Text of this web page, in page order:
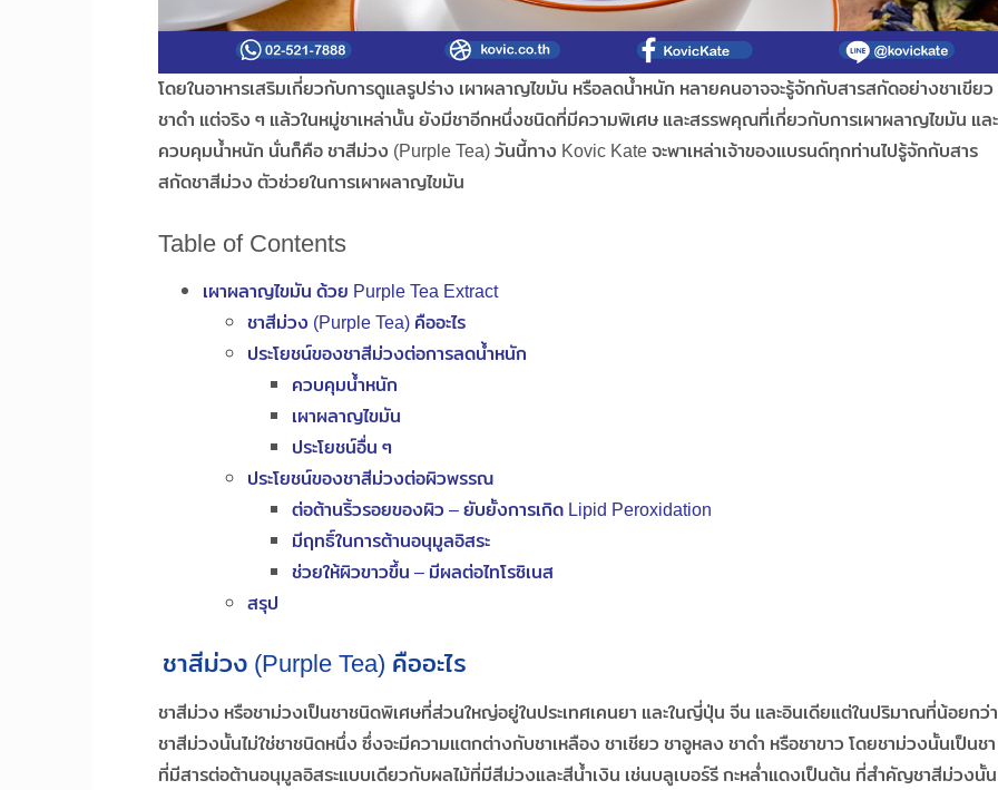
โดยในอาหารเสริมเกี่ยวกับการดูแลรูปร่าง เผาผลาญไขมัน หรือลดน้ำหนัก หลายคนอาจจะรู้จักกับสารสกัดอย่างชาเขียว
ชาดำ แต่จริง ๆ แล้วในหมู่ชาเหล่านั้น ยังมีชาอีกหนึ่งชนิดที่มีความพิเศษ และสรรพคุณที่เกี่ยวกับการเผาผลาญไขมัน และ
ควบคุมน้ำหนัก นั่นก็คือ ชาสีม่วง (Purple Tea) วันนี้ทาง Kovic Kate จะพาเหล่าเจ้าของแบรนด์ทุกท่านไปรู้จักกับสาร
สกัดชาสีม่วง ตัวช่วยในการเผาผลาญไขมัน
Table of Contents
เผาผลาญไขมัน ด้วย Purple Tea Extract
ชาสีม่วง (Purple Tea) คืออะไร
ประโยชน์ของชาสีม่วงต่อการลดน้ำหนัก
ควบคุมน้ำหนัก
เผาผลาญไขมัน
ประโยชน์อื่น ๆ
ประโยชน์ของชาสีม่วงต่อผิวพรรณ
ต่อต้านริ้วรอยของผิว – ยับยั้งการเกิด Lipid Peroxidation
มีฤทธิ์ในการต้านอนุมูลอิสระ
ช่วยให้ผิวขาวขึ้น – มีผลต่อไทโรซิเนส
สรุป
ชาสีม่วง (Purple Tea) คืออะไร
ชาสีม่วง หรือชาม่วงเป็นชาชนิดพิเศษที่ส่วนใหญ่อยู่ในประเทศเคนยา และในญี่ปุ่น จีน และอินเดียแต่ในปริมาณที่น้อยกว่า
ชาสีม่วงนั้นไม่ใช่ชาชนิดหนึ่ง ซึ่งจะมีความแตกต่างกับชาเหลือง ชาเชียว ชาอูหลง ชาดำ หรือชาขาว โดยชาม่วงนั้นเป็นชา
ที่มีสารต่อต้านอนุมูลอิสระแบบเดียวกับผลไม้ที่มีสีม่วงและสีน้ำเงิน เช่นบลูเบอร์รี กะหล่ำแดงเป็นต้น ที่สำคัญชาสีม่วงนั้น